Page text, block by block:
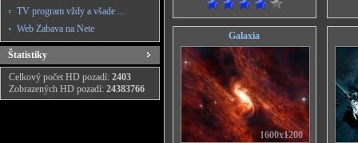
TV program vždy a všade ...
Web Zabava na Nete
Štatistiky
Celkový počet HD pozadí: 2403
Zobrazených HD pozadí: 24383766
Galaxia
1600x1200